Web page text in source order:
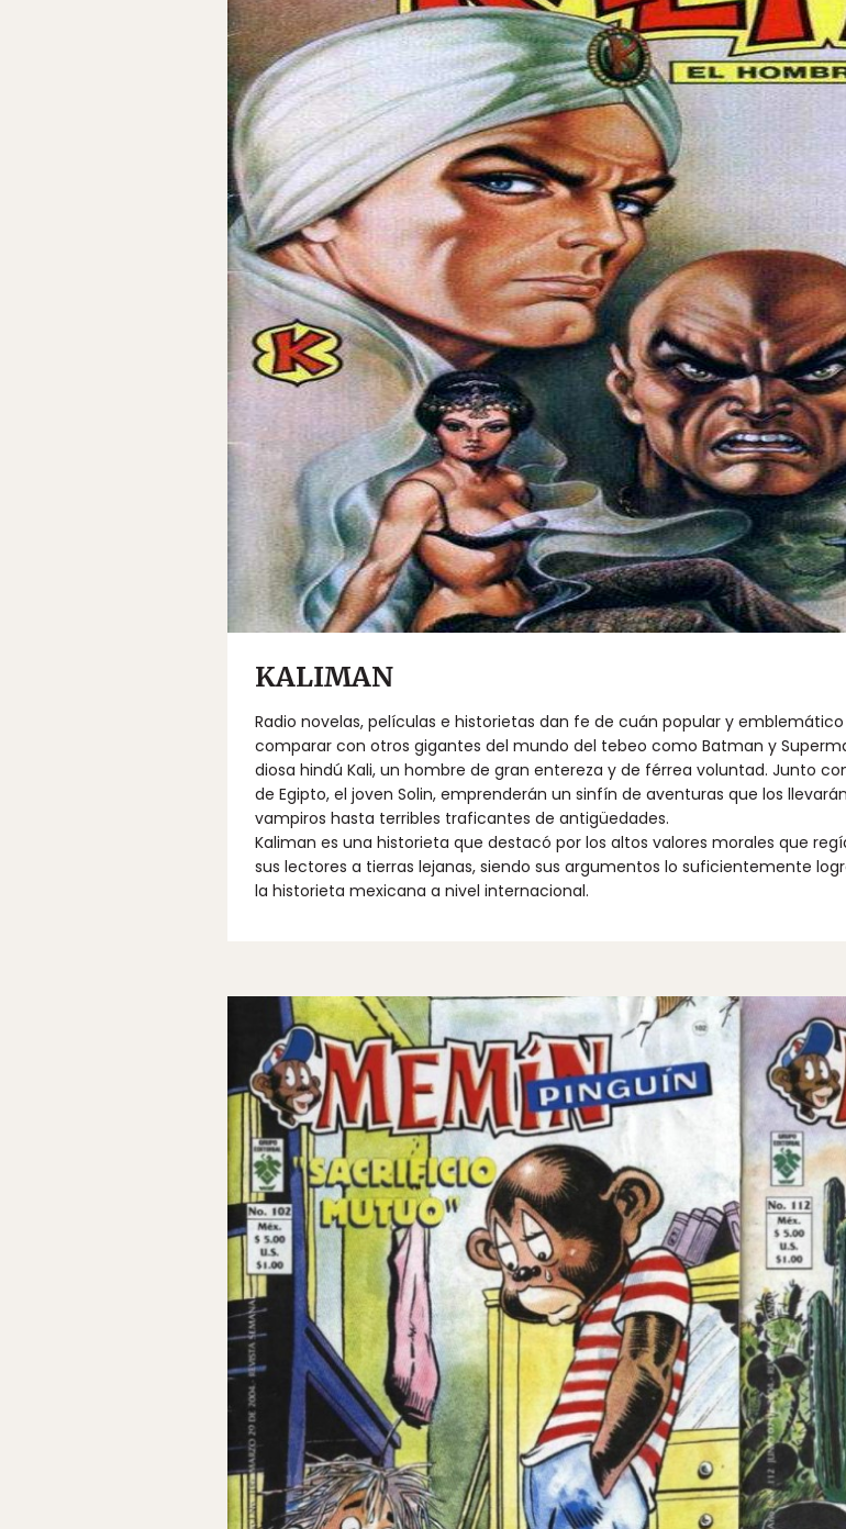
KALIMAN
Radio novelas, películas e historietas dan fe de cuán popular y
comparar con otros gigantes del mundo del tebeo como Batman y
diosa hindú Kali, un hombre de gran entereza y de férrea voluntad. Junto
de Egipto, el joven Solin, emprenderán un sinfín de aventuras que los
vampiros hasta terribles traficantes de antigüedades.
Kaliman es una historieta que destacó por los altos valores morales que
sus lectores a tierras lejanas, siendo sus argumentos lo suficientemente
la historieta mexicana a nivel internacional.